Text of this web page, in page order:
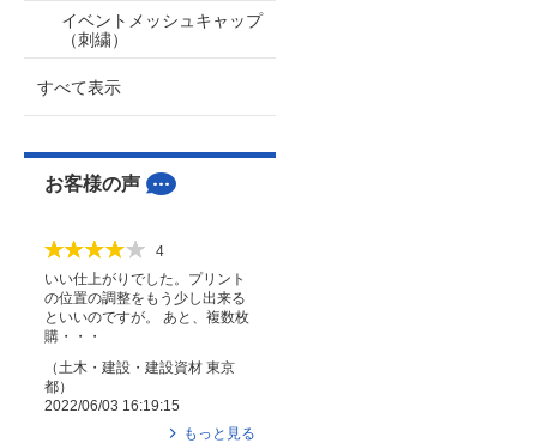
イベントメッシュキャップ
（刺繍）
すべて表示
お客様の声
4
いい仕上がりでした。プリント
の位置の調整をもう少し出来る
といいのですが。 あと、複数枚
購・・・
（ 土木・建設・建設資材 東京
都）
2022/06/03 16:19:15
もっと見る